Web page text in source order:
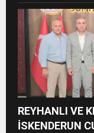
REYHANLI VE
İSKENDERUN